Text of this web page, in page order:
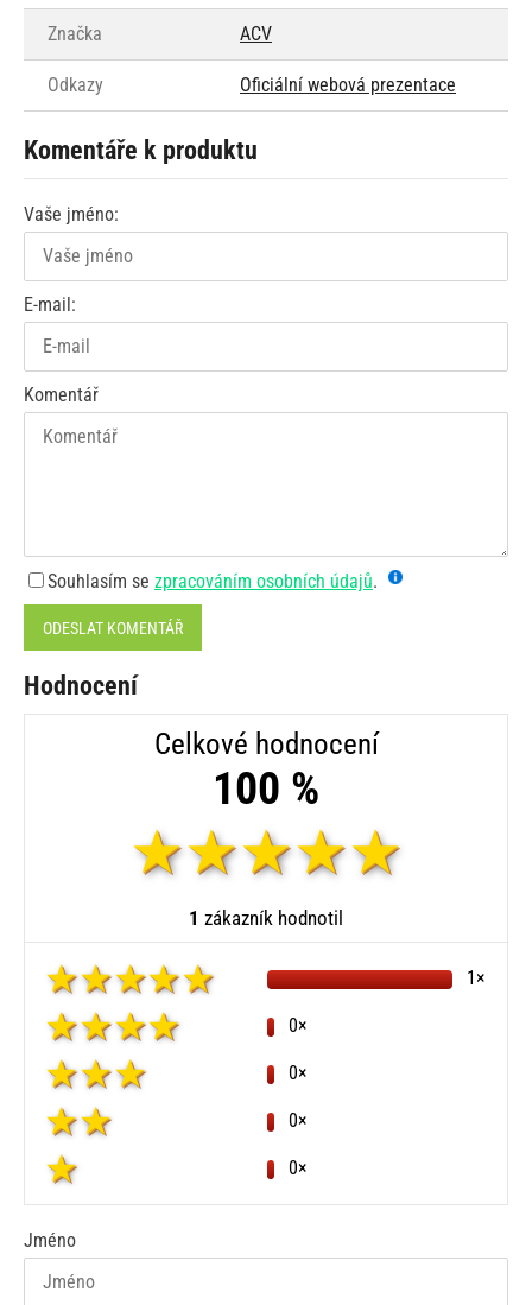
Značka ACV
Odkazy Oficiální webová prezentace
Komentáře k produktu
Vaše jméno:
E-mail:
Komentář
Souhlasím se zpracováním osobních údajů.
ODESLAT KOMENTÁŘ
Hodnocení
Celkové hodnocení
100 %
1 zákazník hodnotil
1×
0×
0×
0×
0×
Jméno